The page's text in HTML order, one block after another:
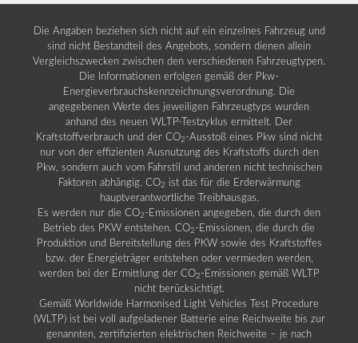
Die Angaben beziehen sich nicht auf ein einzelnes Fahrzeug und
sind nicht Bestandteil des Angebots, sondern dienen allein
Vergleichszwecken zwischen den verschiedenen Fahrzeugtypen.
Die Informationen erfolgen gemäß der Pkw-
Energieverbrauchskennzeichnungsverordnung. Die
angegebenen Werte des jeweiligen Fahrzeugtyps wurden
anhand des neuen WLTP-Testzyklus ermittelt. Der
Kraftstoffverbrauch und der CO2 -Ausstoß eines Pkw sind nicht
nur von der effizienten Ausnutzung des Kraftstoffs durch den
Pkw, sondern auch vom Fahrstil und anderen nicht technischen
Faktoren abhängig. CO2 ist das für die Erderwärmung
hauptverantwortliche Treibhausgas.
Es werden nur die CO2 -Emissionen angegeben, die durch den
Betrieb des PKW entstehen. CO2 -Emissionen, die durch die
Produktion und Bereitstellung des PKW sowie des Kraftstoffes
bzw. der Energieträger entstehen oder vermieden werden,
werden bei der Ermittlung der CO2 -Emissionen gemäß WLTP
nicht berücksichtigt.
Gemäß Worldwide Harmonised Light Vehicles Test Procedure
(WLTP) ist bei voll aufgeladener Batterie eine Reichweite bis zur
genannten, zertifizierten elektrischen Reichweite – je nach